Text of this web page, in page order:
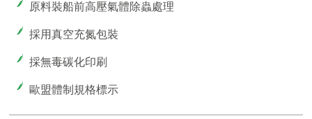
原料裝船前高壓氣體除蟲處理
採用真空充氮包裝
採無毒碳化印刷
歐盟體制規格標示